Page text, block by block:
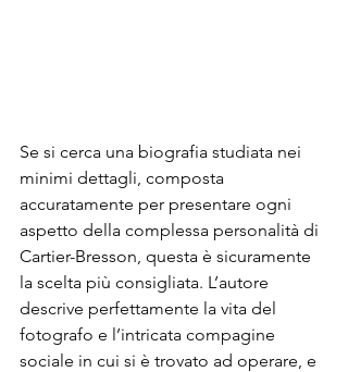
Se si cerca una biografia studiata nei
minimi dettagli, composta
accuratamente per presentare ogni
aspetto della complessa personalità di
Cartier-Bresson, questa è sicuramente
la scelta più consigliata. L’autore
descrive perfettamente la vita del
fotografo e l’intricata compagine
sociale in cui si è trovato ad operare, e